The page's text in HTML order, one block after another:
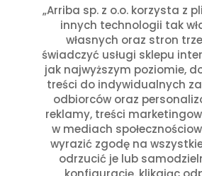
„Arriba sp. z o.o. korzysta z
innych technologii tak
własnych oraz stron
świadczyć usługi sklepu
jak najwyższym poziomie,
treści do indywidualnych
odbiorców oraz
reklamy, treści
w mediach
wyrazić zgodę na
odrzucić je lub
czerwiec 2025
marzec 2025
styczeń 2025
Kategorie
Aktualności w Arribie(7)
Aktualności z Meksyku(7)
Ciekawostki Turystyczne(4)